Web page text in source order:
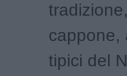
cappone,
tipici del